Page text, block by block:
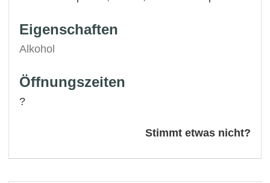
Eigenschaften
Alkohol
Öffnungszeiten
?
Stimmt etwas nicht?